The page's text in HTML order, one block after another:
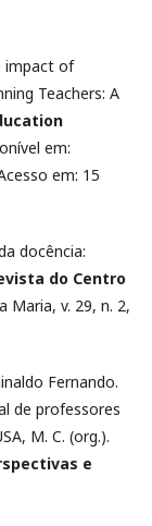
impact of
Teachers: A
em:
em: 15
docência:
do Centro
Maria, v. 29, n. 2,
Fernando.
de professores
M. C. (org.).
e